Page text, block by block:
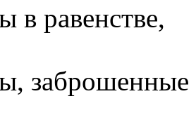
в равенстве,
заброшенные